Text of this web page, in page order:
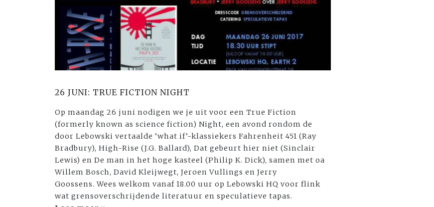
26 JUNI: TRUE FICTION NIGHT
Op maandag 26 juni nodigen we je uit voor een True Fiction
(formerly known as science fiction) Night, een avond rondom de
door Lebowski vertaalde ‘what if’-klassiekers Fahrenheit 451 (Ray
Bradbury), High-Rise (J.G. Ballard), Dat gebeurt hier niet (Sinclair
Lewis) en De man in het hoge kasteel (Philip K. Dick), samen met oa
Willem Bosch, David Kleijwegt, Jeroen Vullings en Jerry
Goossens. Wees welkom vanaf 18.00 uur op Lebowski HQ voor flink
wat grensoverschrijdende literatuur en speculatieve tapas.